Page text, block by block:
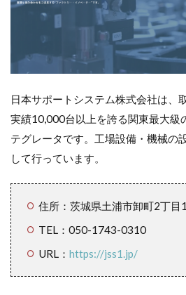
日本サポートシステム株式会社は、
実績10,000台以上を誇る関東最大級
テグレータです。工場設備・機械の
して行っています。
住所：茨城県土浦市卸町2丁目
TEL：050-1743-0310
URL： https://jss1.jp/